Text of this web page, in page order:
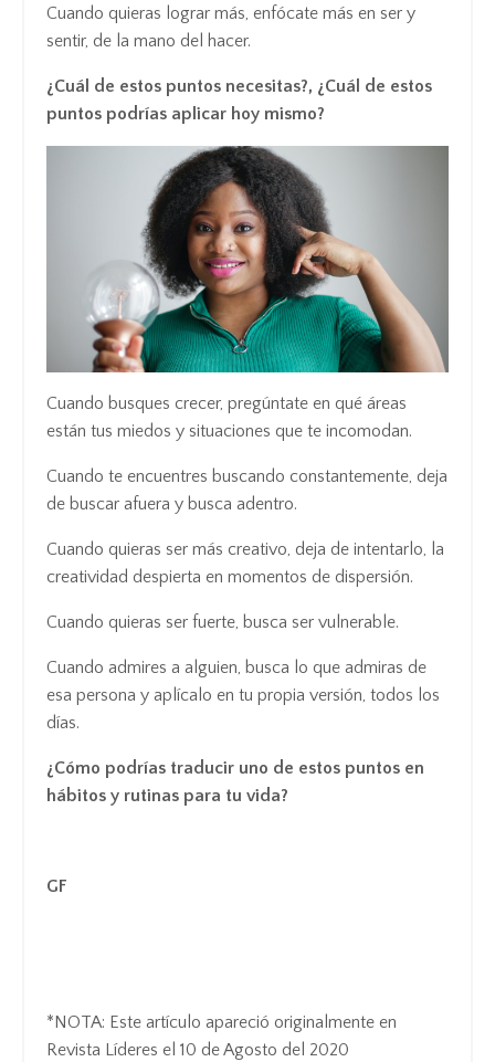
Cuando quieras lograr más, enfócate más en ser y
sentir, de la mano del hacer.
¿Cuál de estos puntos necesitas?, ¿Cuál de estos
puntos podrías aplicar hoy mismo?
Cuando busques crecer, pregúntate en qué áreas
están tus miedos y situaciones que te incomodan.
Cuando te encuentres buscando constantemente, deja
de buscar afuera y busca adentro.
Cuando quieras ser más creativo, deja de intentarlo, la
creatividad despierta en momentos de dispersión.
Cuando quieras ser fuerte, busca ser vulnerable.
Cuando admires a alguien, busca lo que admiras de
esa persona y aplícalo en tu propia versión, todos los
días.
¿Cómo podrías traducir uno de estos puntos en
hábitos y rutinas para tu vida?
GF
*NOTA: Este artículo apareció originalmente en
Revista Líderes el 10 de Agosto del 2020